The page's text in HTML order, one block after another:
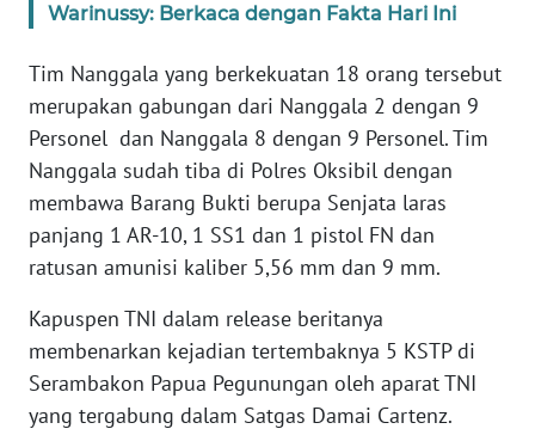
Warinussy: Berkaca dengan Fakta Hari Ini
Tim Nanggala yang berkekuatan 18 orang tersebut
merupakan gabungan dari Nanggala 2 dengan 9
Personel dan Nanggala 8 dengan 9 Personel. Tim
Nanggala sudah tiba di Polres Oksibil dengan
membawa Barang Bukti berupa Senjata laras
panjang 1 AR-10, 1 SS1 dan 1 pistol FN dan
ratusan amunisi kaliber 5,56 mm dan 9 mm.
Kapuspen TNI dalam release beritanya
membenarkan kejadian tertembaknya 5 KSTP di
Serambakon Papua Pegunungan oleh aparat TNI
yang tergabung dalam Satgas Damai Cartenz.
Wahana
Regional
WN
JAKARTA
JABAR
WN
BANTEN